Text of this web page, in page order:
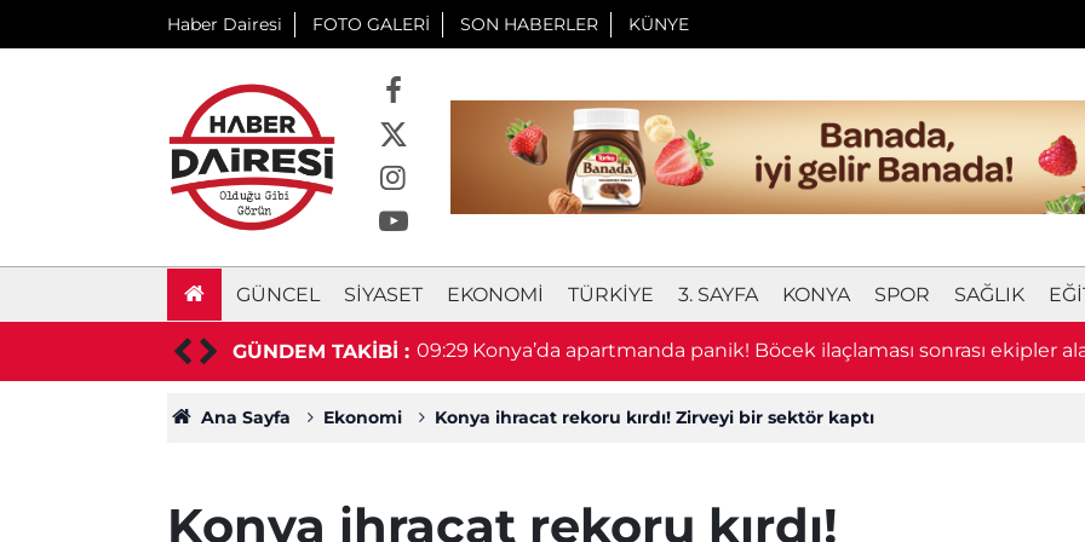
Haber Dairesi FOTO GALERİ SON HABERLER KÜNYE
GÜNCEL SIYASET EKONOMI TÜRKIYE 3. SAYFA KONYA SPOR SAĞLIK
GÜNDEM TAKİBİ :
vatandaş bulundu 09:29 Konya’da apartmanda panik! Böcek ilaçlaması sonrası ekipler
Ana Sayfa Ekonomi Konya ihracat rekoru kırdı! Zirveyi bir sektör kaptı
Konya ihracat rekoru kırdı!